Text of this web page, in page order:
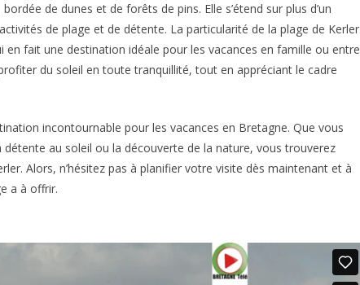
de dunes et de forêts de pins. Elle s’étend sur plus d’un
de plage et de détente. La particularité de la plage de Kerler
fait une destination idéale pour les vacances en famille ou entre
du soleil en toute tranquillité, tout en appréciant le cadre
incontournable pour les vacances en Bretagne. Que vous
au soleil ou la découverte de la nature, vous trouverez
Alors, n’hésitez pas à planifier votre visite dès maintenant et à
a à offrir.